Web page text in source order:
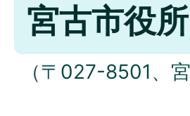
宮古市役所
（〒027-8501、